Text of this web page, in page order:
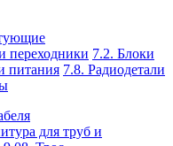
переходники 7.2. Блоки
питания 7.8. Радиодетали
для труб и